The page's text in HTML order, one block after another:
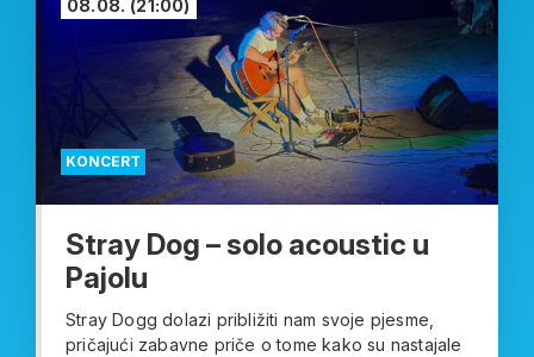
KONCERT
08.08. (21:00)
Stray Dog – solo acoustic u
Pajolu
Stray Dogg dolazi približiti nam svoje pjesme,
pričajući zabavne priče o tome kako su nastajale